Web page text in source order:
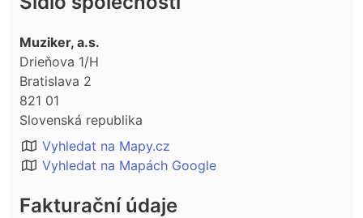
Muziker, a.s.
Drieňova 1/H
Bratislava 2
821 01
Slovenská republika
Vyhledat na Mapy.cz
Vyhledat na Mapách Google
Fakturační údaje